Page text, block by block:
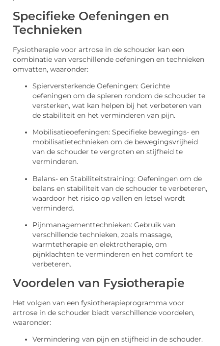
Specifieke Oefeningen en
Technieken
Fysiotherapie voor artrose in de schouder kan een
combinatie van verschillende oefeningen en technieken
omvatten, waaronder:
Spierversterkende Oefeningen: Gerichte
oefeningen om de spieren rondom de schouder te
versterken, wat kan helpen bij het verbeteren van
de stabiliteit en het verminderen van pijn.
Mobilisatieoefeningen: Specifieke bewegings- en
mobilisatietechnieken om de bewegingsvrijheid
van de schouder te vergroten en stijfheid te
verminderen.
Balans- en Stabiliteitstraining: Oefeningen om de
balans en stabiliteit van de schouder te verbeteren,
waardoor het risico op vallen en letsel wordt
verminderd.
Pijnmanagementtechnieken: Gebruik van
verschillende technieken, zoals massage,
warmtetherapie en elektrotherapie, om
pijnklachten te verminderen en het comfort te
verbeteren.
Voordelen van Fysiotherapie
Het volgen van een fysiotherapieprogramma voor
artrose in de schouder biedt verschillende voordelen,
waaronder:
Vermindering van pijn en stijfheid in de schouder.